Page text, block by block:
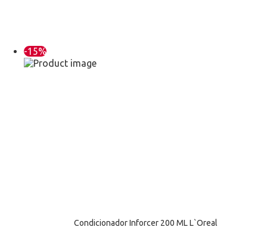
-15%
Condicionador Inforcer 200 ML L`Oreal